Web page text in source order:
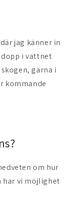
jag känner in
i vattnet
gärna i
kommande
om hur
har vi möjlighet